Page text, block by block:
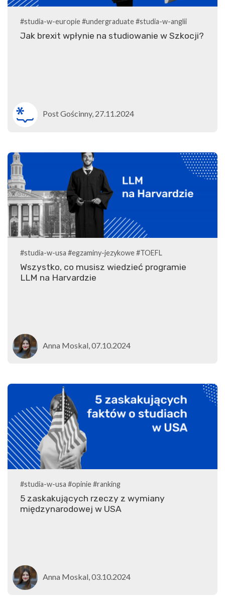
#studia-w-europie#undergraduate#studia-w-anglii
Jak brexit wpłynie na studiowanie w Szkocji?
Post Gościnny, 27.11.2024
#studia-w-usa #egzaminy-jezykowe#TOEFL
Wszystko, co musisz wiedzieć programie
LLM na Harvardzie
Anna Moskal, 07.10.2024
#studia-w-usa #opinie#ranking
5 zaskakujących rzeczy z wymiany
międzynarodowej w USA
Anna Moskal, 03.10.2024